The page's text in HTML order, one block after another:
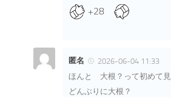
+28
匿名
2026-06-04 11:33
ほんと 大根？って初めて見
どんぶりに大根？